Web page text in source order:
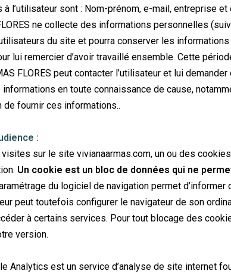
l’utilisateur sont : Nom-prénom, e-mail, entreprise
ne collecte des informations personnelles
du site et pourra conserver les
lui remercier d’avoir travaillé ensemble. Cette
FLORES peut contacter l’utilisateur et lui
en toute connaissance de cause,
de fournir ces informations..
:
sur le site vivianaarmas.com, un ou des
Un cookie est un bloc de données qui ne
du logiciel de navigation permet
peut toutefois configurer le navigateur de son
à certains services. Pour tout blocage des
version.
Analytics est un service d’analyse de site internet